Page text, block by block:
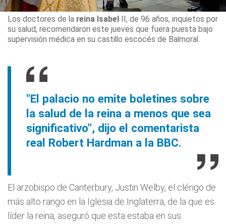
Los doctores de lareina Isabel II, de 96 años, inquietos por
su salud, recomendaron este jueves que fuera puesta bajo
supervisión médica en su castillo escocés de Balmoral.
"El palacio no emite boletines sobre
la salud de la reina a menos que sea
significativo", dijo el comentarista
real Robert Hardman a la BBC.
El arzobispo de Canterbury, Justin Welby, el clérigo de
más alto rango en la Iglesia de Inglaterra, de la que es
líder la reina, aseguró que esta estaba en sus